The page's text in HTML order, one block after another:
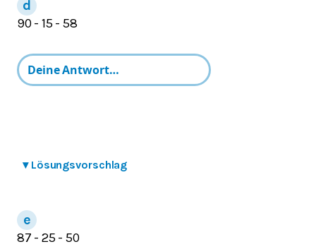
90 - 15 - 58
▾ Lösungsvorschlag
87 - 25 - 50